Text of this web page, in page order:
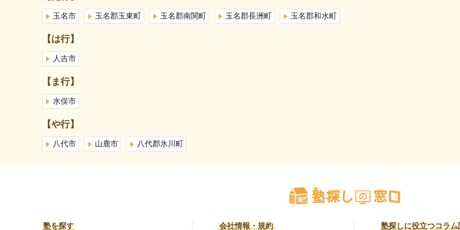
玉名市 玉名郡玉東町 玉名郡南関町 玉名郡長洲町 玉名郡和水町
【は行】
人吉市
【ま行】
水俣市
【や行】
八代市 山鹿市 八代郡氷川町
塾を探す 会社情報・規約 塾探しに役立つコラム